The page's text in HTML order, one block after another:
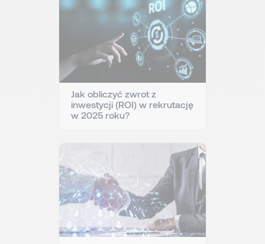
Jak obliczyć zwrot z
inwestycji (ROI) w rekrutację
w 2025 roku?